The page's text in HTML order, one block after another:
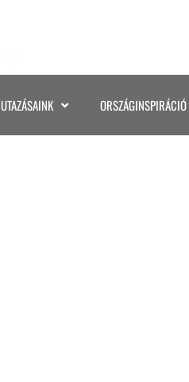
UTAZÁSAINK ORSZÁGINSPIRÁCIÓ